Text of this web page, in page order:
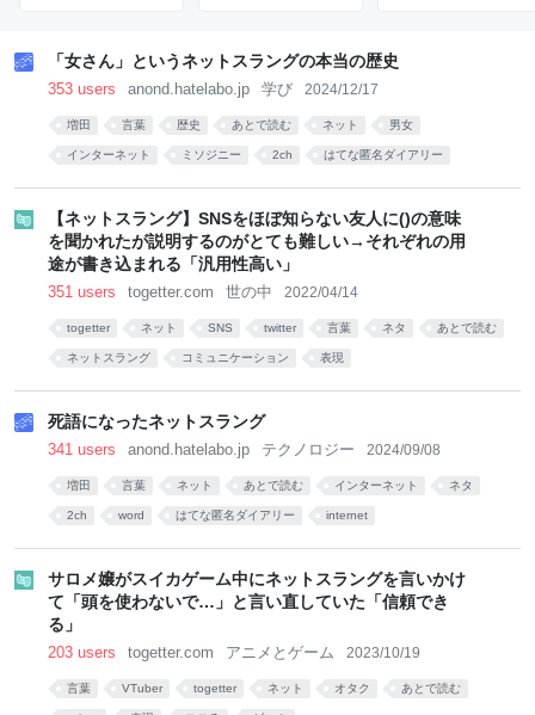
「女さん」というネットスラングの本当の歴史
353 users anond.hatelabo.jp 学び 2024/12/17
増田 言葉 歴史 あとで読む ネット 男女
インターネット ミソジニー 2ch はてな匿名ダイアリー
【ネットスラング】SNSをほぼ知らない友人に()の意味
を聞かれたが説明するのがとても難しい→それぞれの用
途が書き込まれる「汎用性高い」
351 users togetter.com 世の中 2022/04/14
togetter ネット SNS twitter 言葉 ネタ あとで読む
ネットスラング コミュニケーション 表現
死語になったネットスラング
341 users anond.hatelabo.jp テクノロジー 2024/09/08
増田 言葉 ネット あとで読む インターネット ネタ
2ch word はてな匿名ダイアリー internet
サロメ嬢がスイカゲーム中にネットスラングを言いかけ
て「頭を使わないで…」と言い直していた「信頼でき
る」
203 users togetter.com アニメとゲーム 2023/10/19
言葉 VTuber togetter ネット オタク あとで読む